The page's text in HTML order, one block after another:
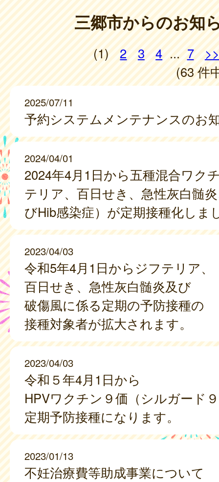
三郷市からのお知
(1) 2 3 4 ... 7
>>
(63 件
2025/07/11
予約システムメンテナンスのお
2024/04/01
2024年4月1日から五種混合ワク
テリア、百日せき、急性灰白髄
びHib感染症）が定期接種化しま
2023/04/03
令和5年4月1日からジフテリア、
百日せき、急性灰白髄炎及び
破傷風に係る定期の予防接種の
接種対象者が拡大されます。
2023/04/03
令和５年4月1日から
HPVワクチン９価（シルガード
定期予防接種になります。
2023/01/13
不妊治療費等助成事業について